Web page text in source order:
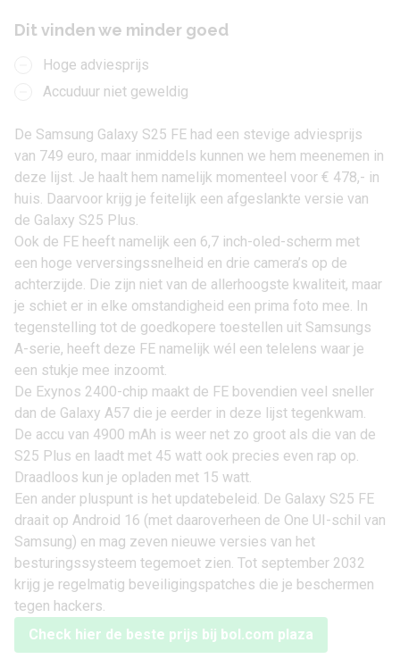
Dit vinden we minder goed
Hoge adviesprijs
Accuduur niet geweldig
De Samsung Galaxy S25 FE had een stevige adviesprijs
van 749 euro, maar inmiddels kunnen we hem meenemen in
deze lijst. Je haalt hem namelijk momenteel voor € 478,- in
huis. Daarvoor krijg je feitelijk een afgeslankte versie van
de Galaxy S25 Plus.
Ook de FE heeft namelijk een 6,7 inch-oled-scherm met
een hoge verversingssnelheid en drie camera’s op de
achterzijde. Die zijn niet van de allerhoogste kwaliteit, maar
je schiet er in elke omstandigheid een prima foto mee. In
tegenstelling tot de goedkopere toestellen uit Samsungs
A-serie, heeft deze FE namelijk wél een telelens waar je
een stukje mee inzoomt.
De Exynos 2400-chip maakt de FE bovendien veel sneller
dan de Galaxy A57 die je eerder in deze lijst tegenkwam.
De accu van 4900 mAh is weer net zo groot als die van de
S25 Plus en laadt met 45 watt ook precies even rap op.
Draadloos kun je opladen met 15 watt.
Een ander pluspunt is het updatebeleid. De Galaxy S25 FE
draait op Android 16 (met daaroverheen de One UI-schil van
Samsung) en mag zeven nieuwe versies van het
besturingssysteem tegemoet zien. Tot september 2032
krijg je regelmatig beveiligingspatches die je beschermen
tegen hackers.
Check hier de beste prijs bij bol.com plaza